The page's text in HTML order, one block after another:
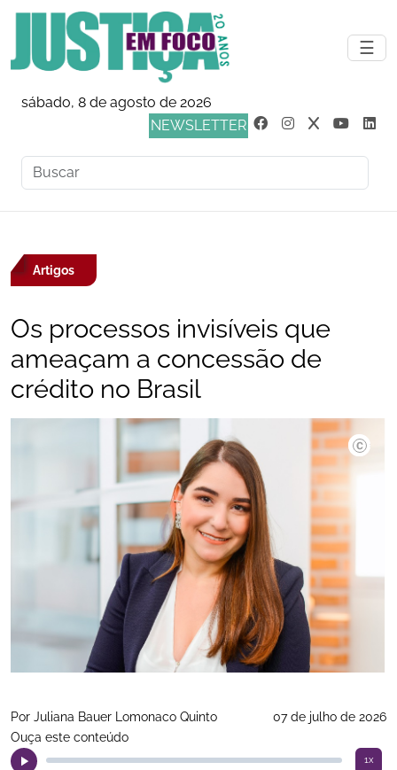
☰
sábado, 8 de agosto de 2026
NEWSLETTER
Artigos
Os processos invisíveis que
ameaçam a concessão de
crédito no Brasil
Por Juliana Bauer Lomonaco Quinto
07 de julho de 2026
Ouça este conteúdo
1x